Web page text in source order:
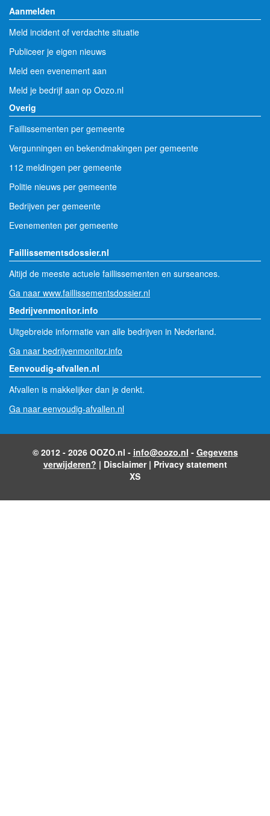
Aanmelden
Meld incident of verdachte situatie
Publiceer je eigen nieuws
Meld een evenement aan
Meld je bedrijf aan op Oozo.nl
Overig
Faillissementen per gemeente
Vergunningen en bekendmakingen per gemeente
112 meldingen per gemeente
Politie nieuws per gemeente
Bedrijven per gemeente
Evenementen per gemeente
Faillissementsdossier.nl
Altijd de meeste actuele faillissementen en surseances.
Ga naar www.faillissementsdossier.nl
Bedrijvenmonitor.info
Uitgebreide informatie van alle bedrijven in Nederland.
Ga naar bedrijvenmonitor.info
Eenvoudig-afvallen.nl
Afvallen is makkelijker dan je denkt.
Ga naar eenvoudig-afvallen.nl
© 2012 - 2026 OOZO.nl - info@oozo.nl - Gegevens
verwijderen? | Disclaimer| Privacy statement
XS